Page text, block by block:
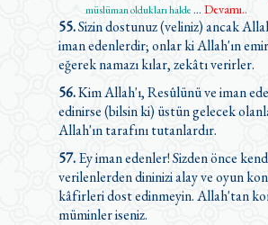
müslüman oldukları halde... Devamı..
55.Sizin dostunuz (veliniz) ancak
iman edenlerdir; onlar ki Allah'ın
eğerek namazı kılar, zekâtı verirler.
56.Kim Allah'ı, Resûlünü ve iman
edinirse (bilsin ki) üstün gelecek
Allah'ın tarafını tutanlardır.
57.Ey iman edenler! Sizden önce
verilenlerden dininizi alay ve oyun
kâfirleri dost edinmeyin. Allah'tan
müminler iseniz.